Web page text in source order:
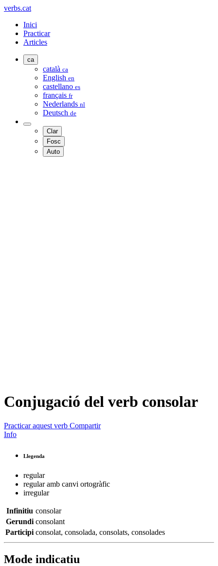
verbs.cat
Inici
Practicar
Articles
ca
català ca
English en
castellano es
français fr
Nederlands nl
Deutsch de
Clar
Fosc
Auto
Conjugació del verb consolar
Practicar aquest verb Compartir
Info
Llegenda
regular
regular amb canvi ortogràfic
irregular
Infinitiu consolar
Gerundi consolant
Participi consolat, consolada, consolats, consolades
Mode indicatiu